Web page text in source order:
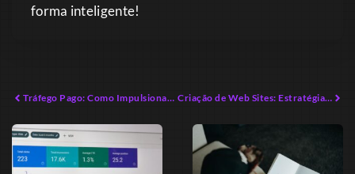
forma inteligente!
Tráfego Pago: Como Impulsionar o Seu Negócio em 2026 Criação de Web Sites: Estratégias Avançadas para Negócios Modernos